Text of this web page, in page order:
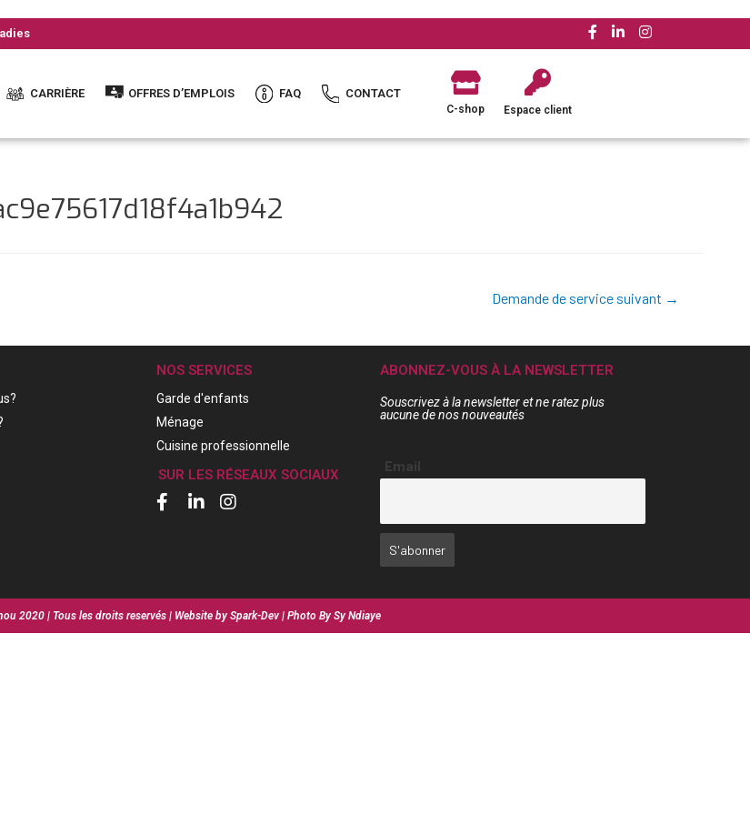
CARRIÈRE OFFRES D’EMPLOIS FAQ CONTACT
C-shop Espace client
Demande de service suivant →
NOS SERVICES
Garde d'enfants
Ménage
Cuisine professionnelle
SUR LES RÉSEAUX SOCIAUX
ABONNEZ-VOUS À LA NEWSLETTER
Souscrivez à la newsletter et ne ratez plus
aucune de nos nouveautés
Email
2020 | Tous les droits reservés | Website by Spark-Dev | Photo By Sy Ndiaye